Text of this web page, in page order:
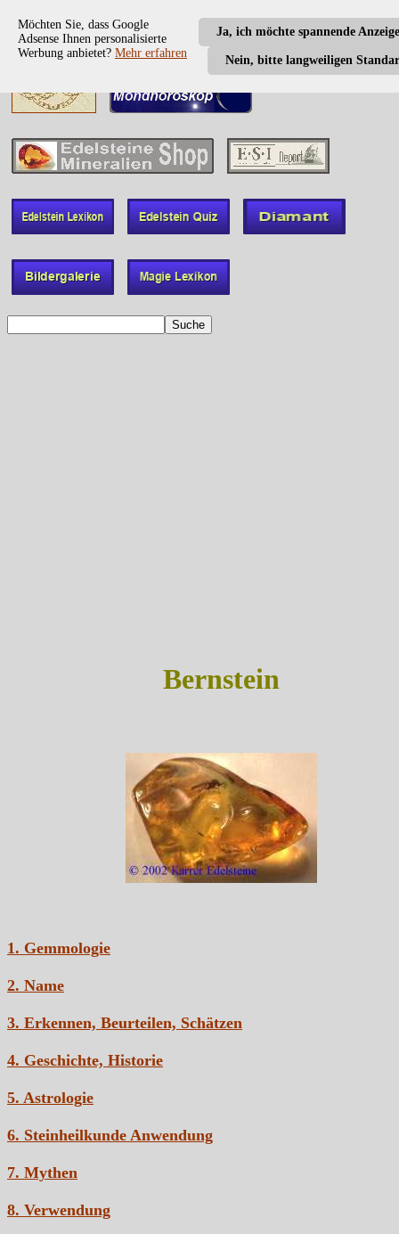
Ja, ich möchte spannende
Nein, bitte langweiligen
Möchten Sie, dass Google
Adsense Ihnen personalisierte
Werbung anbietet? Mehr erfahren
Bernstein
1. Gemmologie
2. Name
3. Erkennen, Beurteilen, Schätzen
4. Geschichte, Historie
5. Astrologie
6. Steinheilkunde Anwendung
7. Mythen
8. Verwendung